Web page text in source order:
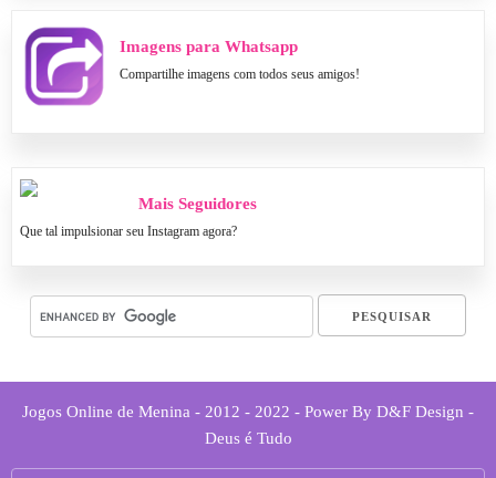
Imagens para Whatsapp
Compartilhe imagens com todos seus amigos!
Mais Seguidores
Que tal impulsionar seu Instagram agora?
Jogos Online de Menina - 2012 - 2022 - Power By D&F Design -
Deus é Tudo